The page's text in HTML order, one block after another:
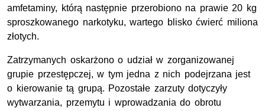
amfetaminy, którą następnie przerobiono na prawie 20 kg
sproszkowanego narkotyku, wartego blisko ćwierć miliona
złotych.
Zatrzymanych oskarżono o udział w zorganizowanej
grupie przestępczej, w tym jedna z nich podejrzana jest
o kierowanie tą grupą. Pozostałe zarzuty dotyczyły
wytwarzania, przemytu i wprowadzania do obrotu